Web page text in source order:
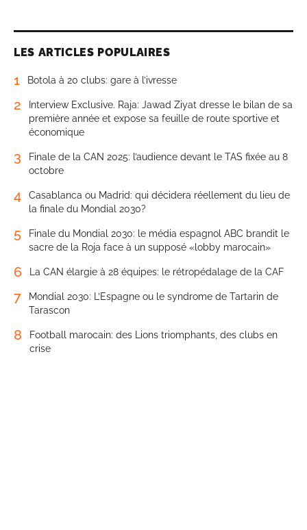
LES ARTICLES POPULAIRES
1 Botola à 20 clubs: gare à l’ivresse
2
Interview Exclusive. Raja: Jawad Ziyat dresse le bilan de sa
première année et expose sa feuille de route sportive et
économique
3
Finale de la CAN 2025: l’audience devant le TAS fixée au 8
octobre
4
Casablanca ou Madrid: qui décidera réellement du lieu de
la finale du Mondial 2030?
5
Finale du Mondial 2030: le média espagnol ABC brandit le
sacre de la Roja face à un supposé «lobby marocain»
6 La CAN élargie à 28 équipes: le rétropédalage de la CAF
7
Mondial 2030: L’Espagne ou le syndrome de Tartarin de
Tarascon
8
Football marocain: des Lions triomphants, des clubs en
crise